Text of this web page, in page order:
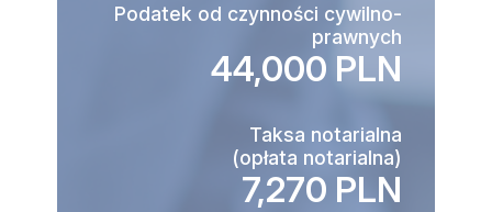
Podatek od czynności cywilno-
prawnych
44,000 PLN
Taksa notarialna
(opłata notarialna)
7,270 PLN